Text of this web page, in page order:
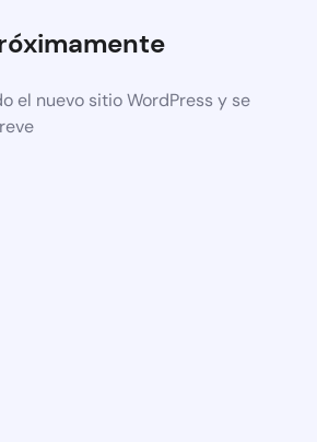
el nuevo sitio WordPress y se